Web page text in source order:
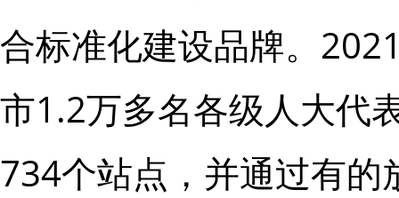
合标准化建设品牌。
市1.2万多名各级人大代
734个站点，并通过有